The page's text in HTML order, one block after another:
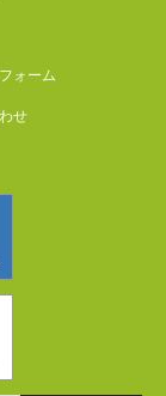
ォーム
せ